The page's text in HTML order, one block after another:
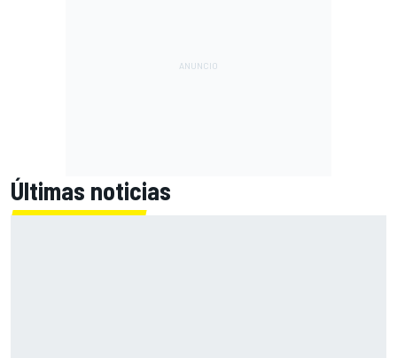
Últimas noticias